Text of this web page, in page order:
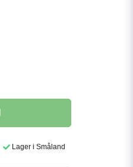
Lager i Småland